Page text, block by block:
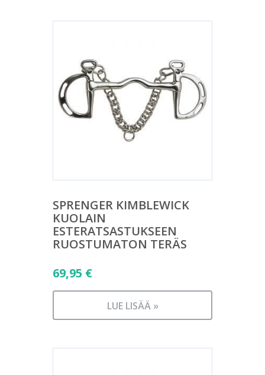
SPRENGER KIMBLEWICK
KUOLAIN
ESTERATSASTUKSEEN
RUOSTUMATON TERÄS
69,95 €
LUE LISÄÄ »